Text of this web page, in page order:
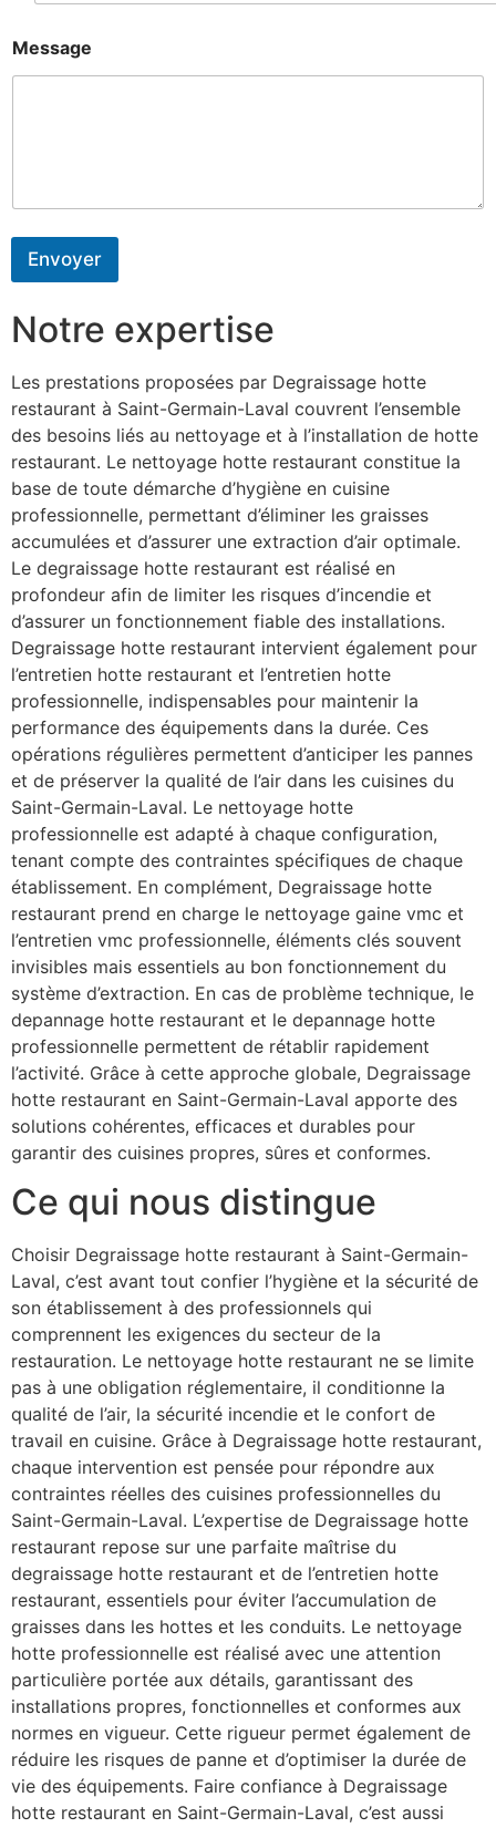
Message
Envoyer
Notre expertise
Les prestations proposées par Degraissage hotte
restaurant à Saint-Germain-Laval couvrent l’ensemble
des besoins liés au nettoyage et à l’installation de hotte
restaurant. Le nettoyage hotte restaurant constitue la
base de toute démarche d’hygiène en cuisine
professionnelle, permettant d’éliminer les graisses
accumulées et d’assurer une extraction d’air optimale.
Le degraissage hotte restaurant est réalisé en
profondeur afin de limiter les risques d’incendie et
d’assurer un fonctionnement fiable des installations.
Degraissage hotte restaurant intervient également pour
l’entretien hotte restaurant et l’entretien hotte
professionnelle, indispensables pour maintenir la
performance des équipements dans la durée. Ces
opérations régulières permettent d’anticiper les pannes
et de préserver la qualité de l’air dans les cuisines du
Saint-Germain-Laval. Le nettoyage hotte
professionnelle est adapté à chaque configuration,
tenant compte des contraintes spécifiques de chaque
établissement. En complément, Degraissage hotte
restaurant prend en charge le nettoyage gaine vmc et
l’entretien vmc professionnelle, éléments clés souvent
invisibles mais essentiels au bon fonctionnement du
système d’extraction. En cas de problème technique, le
depannage hotte restaurant et le depannage hotte
professionnelle permettent de rétablir rapidement
l’activité. Grâce à cette approche globale, Degraissage
hotte restaurant en Saint-Germain-Laval apporte des
solutions cohérentes, efficaces et durables pour
garantir des cuisines propres, sûres et conformes.
Ce qui nous distingue
Choisir Degraissage hotte restaurant à Saint-Germain-
Laval, c’est avant tout confier l’hygiène et la sécurité de
son établissement à des professionnels qui
comprennent les exigences du secteur de la
restauration. Le nettoyage hotte restaurant ne se limite
pas à une obligation réglementaire, il conditionne la
qualité de l’air, la sécurité incendie et le confort de
travail en cuisine. Grâce à Degraissage hotte restaurant,
chaque intervention est pensée pour répondre aux
contraintes réelles des cuisines professionnelles du
Saint-Germain-Laval. L’expertise de Degraissage hotte
restaurant repose sur une parfaite maîtrise du
degraissage hotte restaurant et de l’entretien hotte
restaurant, essentiels pour éviter l’accumulation de
graisses dans les hottes et les conduits. Le nettoyage
hotte professionnelle est réalisé avec une attention
particulière portée aux détails, garantissant des
installations propres, fonctionnelles et conformes aux
normes en vigueur. Cette rigueur permet également de
réduire les risques de panne et d’optimiser la durée de
vie des équipements. Faire confiance à Degraissage
hotte restaurant en Saint-Germain-Laval, c’est aussi